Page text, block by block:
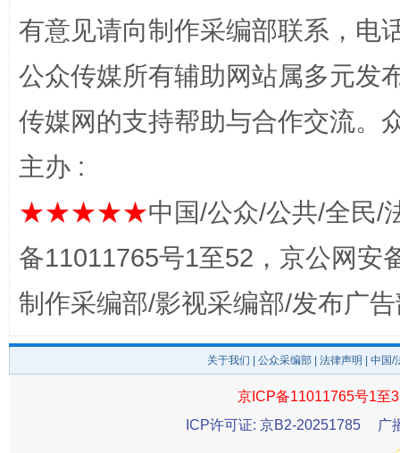
东山县通报“牛蛙产品抗生素超标问题” 法
千年窑火 生生不息 一
有意见请向制作采编部联系，电
公众传媒所有辅助网站属多元发
传媒网的支持帮助与合作交流。
主办 :
★★★★★中国/公众/公共/全民/
备11011765号1至52，京公网安
制作采编部/影视采编部/发布广
关于我们 公众采编部 法律声明 | 中国
京ICP备11011765号1至
ICP许可证: 京B2-20251785
广